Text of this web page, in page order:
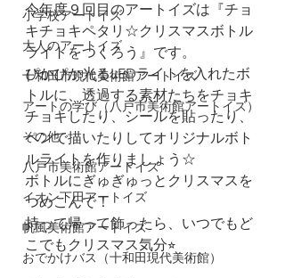
小学校アートイズ
大人のアートイズ
十和田市現代美術館アートイズ
アートの学び（八戸市美術館アートイズ）
その他
八戸市美術館アートイズ
イオン下田アートイズ
帆風美術館アートイズ
おでかけバス（十和田現代美術館）
今年度９回目のアートイズは『チョ
キチョキペタリ☆クリスマスボトル
ライトをつくろう』です。
ぴかぴか光るLEDライトを入れたボ
トルに、透過する素材たちをチョキ
チョキしたり、シールを貼ったり、
ペンで描いたりしてオリジナルボト
ルライトを作りましょう☆
ボトルにぎゅぎゅっとクリスマスを
つめこんで！
持って帰って飾ったら、いつでもど
こでもクリスマス気分⭐︎